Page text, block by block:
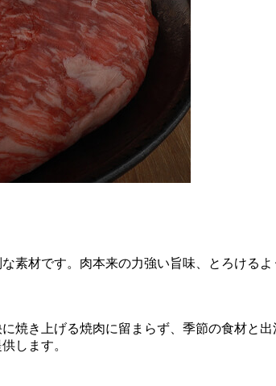
素材です。肉本来の力強い旨味、とろける
焼き上げる焼肉に留まらず、季節の食材と
します。